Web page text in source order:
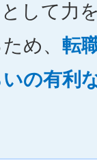
して力
め、 転
の有利